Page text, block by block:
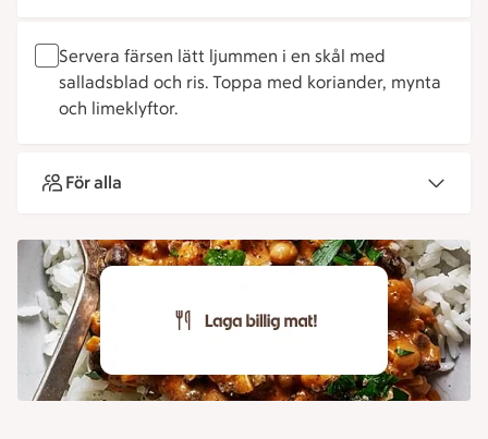
Servera färsen lätt ljummen i en skål med
salladsblad och ris. Toppa med koriander, mynta
och limeklyftor.
För alla